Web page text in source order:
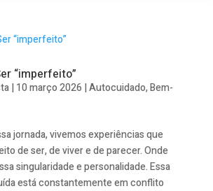
“imperfeito”
|10 março 2026 |Autocuidado,Bem-
jornada, vivemos experiências que
de ser, de viver e de parecer. Onde
singularidade e personalidade. Essa
está constantemente em conflito